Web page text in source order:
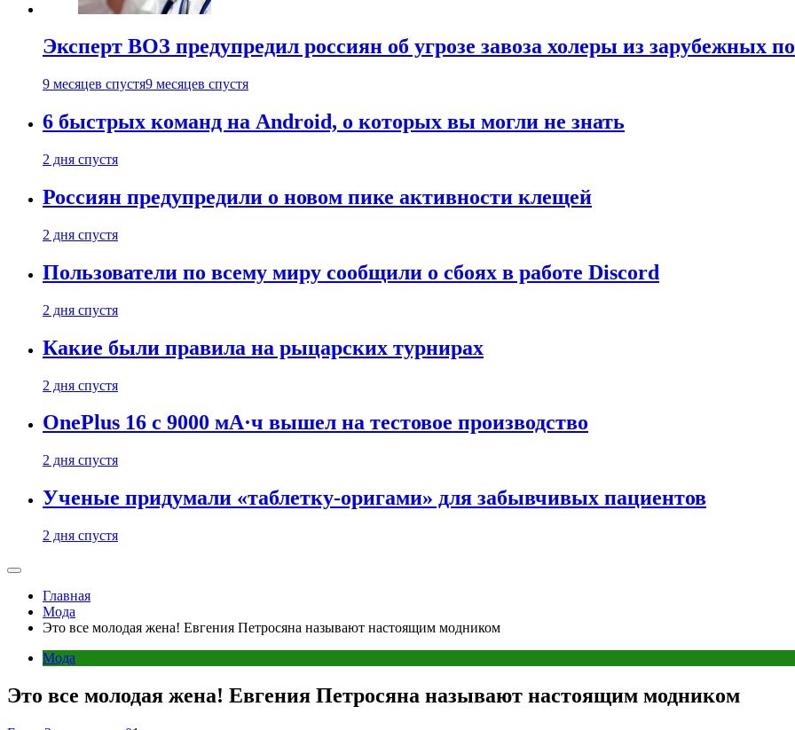
Эксперт ВОЗ предупредил россиян об угрозе завоза холеры из зарубежных
9 месяцев спустя9 месяцев спустя
6 быстрых команд на Android, о которых вы могли не знать
2 дня спустя
Россиян предупредили о новом пике активности клещей
2 дня спустя
Пользователи по всему миру сообщили о сбоях в работе Discord
2 дня спустя
Какие были правила на рыцарских турнирах
2 дня спустя
OnePlus 16 с 9000 мА·ч вышел на тестовое производство
2 дня спустя
Ученые придумали «таблетку-оригами» для забывчивых пациентов
2 дня спустя
Главная
Мода
Это все молодая жена! Евгения Петросяна называют настоящим модником
Мода
Это все молодая жена! Евгения Петросяна называют настоящим модником